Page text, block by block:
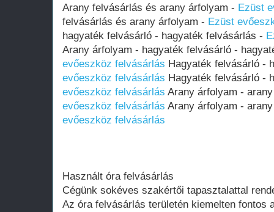
Arany felvásárlás és arany árfolyam - Ezüst
felvásárlás és arany árfolyam - Ezüst
hagyaték felvásárló - hagyaték felvásárlás -
Arany árfolyam - hagyaték felvásárló -
evőeszköz felvásárlás Hagyaték felvásárló -
evőeszköz felvásárlás Hagyaték felvásárló -
evőeszköz felvásárlás Arany árfolyam -
evőeszköz felvásárlás Arany árfolyam -
evőeszköz felvásárlás
Használt óra felvásárlás
Cégünk sokéves szakértői tapasztalattal
Az óra felvásárlás területén kiemelten fontos